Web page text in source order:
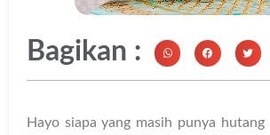
Bagikan :
Hayo siapa yang masih punya hutang